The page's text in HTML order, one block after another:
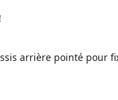
arrière pointé pour